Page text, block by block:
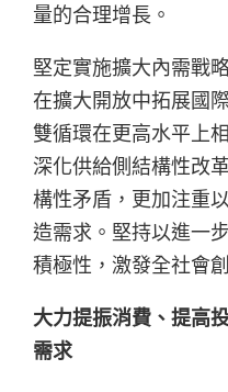
量的合理增長。
堅定實施擴大內需戰
在擴大開放中拓展國
雙循環在更高水平上
深化供給側結構性改
構性矛盾，更加注重
造需求。堅持以進一
積極性，激發全社會
大力提振消費、提高
需求